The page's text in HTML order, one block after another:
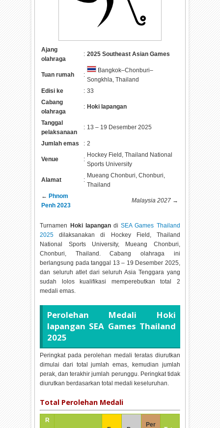
Ajang
olahraga
: 2025 Southeast Asian Games
Tuan rumah :
Bangkok–Chonburi–
Songkhla, Thailand
Edisi ke
: 33
Cabang
olahraga
: Hoki lapangan
Tanggal
pelaksanaan
: 13 – 19 Desember 2025
Jumlah emas : 2
Venue :
Hockey Field, Thailand National
Sports University
Alamat :
Mueang Chonburi, Chonburi,
Thailand
← Phnom
Penh 2023
Malaysia 2027 →
Turnamen Hoki lapangandiSEA Games Thailand
2025 dilaksanakan di
Hockey Field, Thailand
National Sports University, Mueang Chonburi,
Chonburi, Thailand. Cabang olahraga ini
berlangsung pada tanggal 13 – 19 Desember 2025,
dan seluruh atlet dari seluruh Asia Tenggara yang
sudah lolos kualifikasi memperebutkan total 2
medali emas.
Perolehan Medali Hoki
lapangan SEA Games Thailand
2025
Peringkat pada perolehan medali teratas diurutkan
dimulai dari total jumlah emas, kemudian jumlah
perak, dan terakhir jumlah perunggu. Peringkat tidak
diurutkan berdasarkan total medali keseluruhan.
Total Perolehan Medali
R
Per